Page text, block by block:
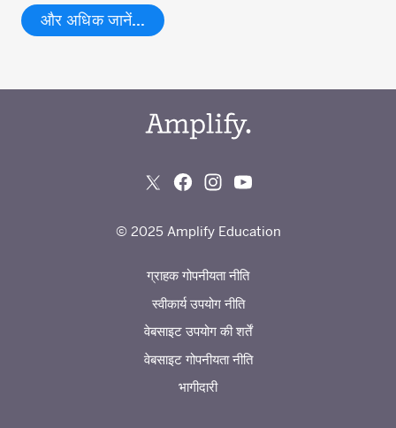
और अधिक जानें…
© 2025 Amplify Education
ग्राहक गोपनीयता नीति
स्वीकार्य उपयोग नीति
वेबसाइट उपयोग की शर्तें
वेबसाइट गोपनीयता नीति
भागीदारी